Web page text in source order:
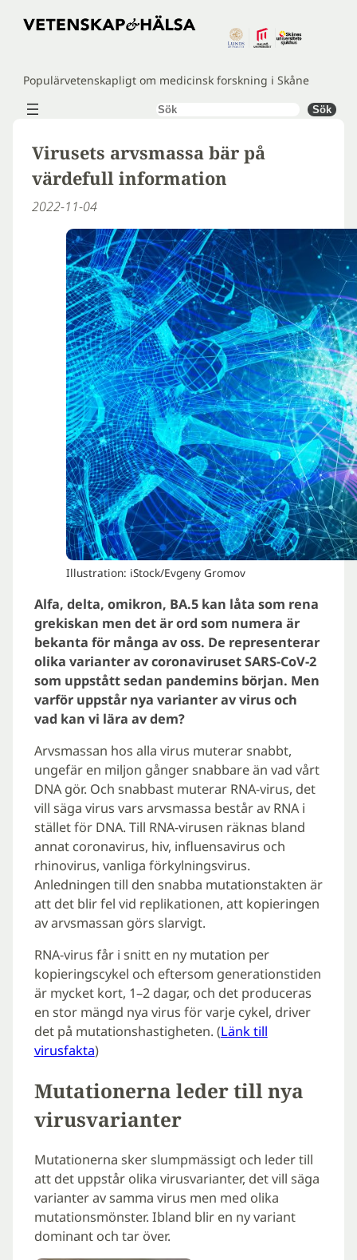
Hoppa
Populärvetenskapligt om medicinsk forskning i Skåne
Sök Sök
Virusets arvsmassa bär på
värdefull information
2022-11-04
Illustration: iStock/Evgeny Gromov
Alfa, delta, omikron, BA.5 kan låta som rena
grekiskan men det är ord som numera är
bekanta för många av oss. De representerar
olika varianter av coronaviruset SARS-CoV-2
som uppstått sedan pandemins början. Men
varför uppstår nya varianter av virus och
vad kan vi lära av dem?
Arvsmassan hos alla virus muterar snabbt,
ungefär en miljon gånger snabbare än vad vårt
DNA gör. Och snabbast muterar RNA-virus, det
vill säga virus vars arvsmassa består av RNA i
stället för DNA. Till RNA-virusen räknas bland
annat coronavirus, hiv, influensavirus och
rhinovirus, vanliga förkylningsvirus.
Anledningen till den snabba mutationstakten är
att det blir fel vid replikationen, att kopieringen
av arvsmassan görs slarvigt.
RNA-virus får i snitt en ny mutation per
kopieringscykel och eftersom generationstiden
är mycket kort, 1–2 dagar, och det produceras
en stor mängd nya virus för varje cykel, driver
det på mutationshastigheten. (Länk till
virusfakta)
Mutationerna leder till nya
virusvarianter
Mutationerna sker slumpmässigt och leder till
att det uppstår olika virusvarianter, det vill säga
varianter av samma virus men med olika
mutationsmönster. Ibland blir en ny variant
dominant och tar över.